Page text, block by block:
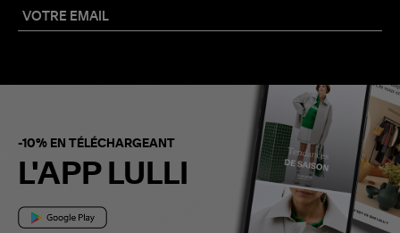
-10% EN TÉLÉCHARGEANT
L'APP LULLI